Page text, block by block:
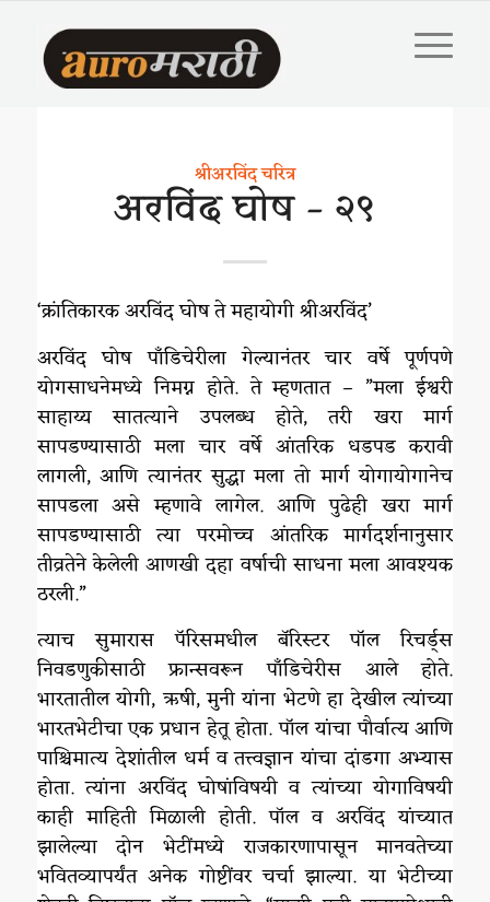
श्रीअरविंद चरित्र
अरविंद घोष – २९
‘क्रांतिकारक अरविंद घोष ते महायोगी श्रीअरविंद’
अरविंद घोष पाँडिचेरीला गेल्यानंतर चार वर्षे पूर्णपणे
योगसाधनेमध्ये निमग्न होते. ते म्हणतात – ”मला ईश्वरी
साहाय्य सातत्याने उपलब्ध होते, तरी खरा मार्ग
सापडण्यासाठी मला चार वर्षे आंतरिक धडपड करावी
लागली, आणि त्यानंतर सुद्धा मला तो मार्ग योगायोगानेच
सापडला असे म्हणावे लागेल. आणि पुढेही खरा मार्ग
सापडण्यासाठी त्या परमोच्च आंतरिक मार्गदर्शनानुसार
तीव्रतेने केलेली आणखी दहा वर्षाची साधना मला आवश्यक
ठरली.”
त्याच सुमारास पॅरिसमधील बॅरिस्टर पॉल रिचर्ड्स
निवडणुकीसाठी फ्रान्सवरून पाँडिचेरीस आले होते.
भारतातील योगी, ऋषी, मुनी यांना भेटणे हा देखील त्यांच्या
भारतभेटीचा एक प्रधान हेतू होता. पॉल यांचा पौर्वात्य आणि
पाश्चिमात्य देशांतील धर्म व तत्त्वज्ञान यांचा दांडगा अभ्यास
होता. त्यांना अरविंद घोषांविषयी व त्यांच्या योगाविषयी
काही माहिती मिळाली होती. पॉल व अरविंद यांच्यात
झालेल्या दोन भेटींमध्ये राजकारणापासून मानवतेच्या
भवितव्यापर्यंत अनेक गोष्टींवर चर्चा झाल्या. या भेटीच्या